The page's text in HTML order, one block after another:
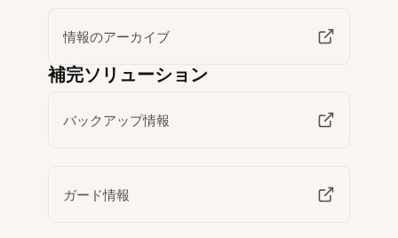
情報のアーカイブ
補完ソリューション
バックアップ情報
ガード情報